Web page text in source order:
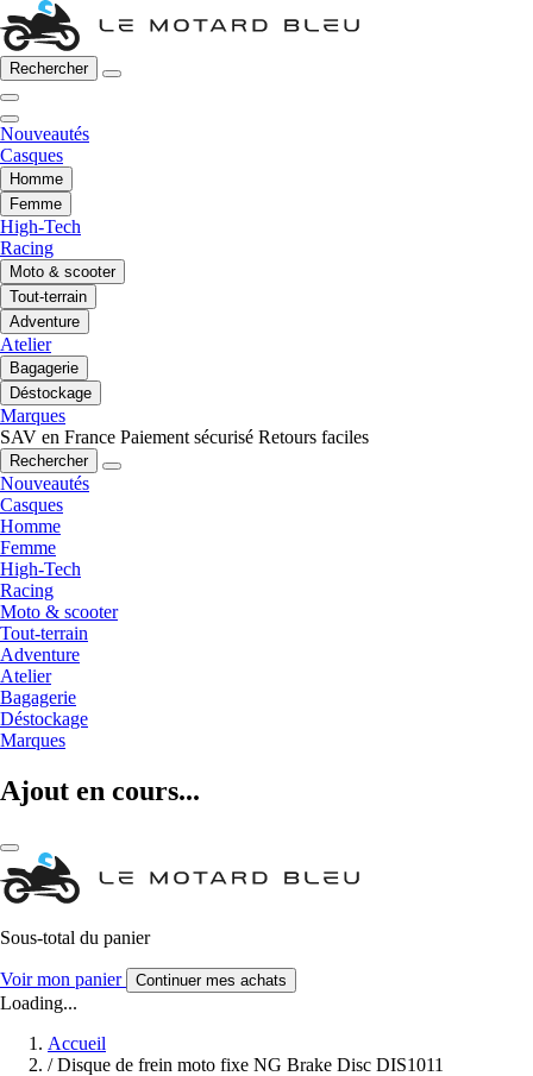
Rechercher
Nouveautés
Casques
Homme
Femme
High-Tech
Racing
Moto & scooter
Tout-terrain
Adventure
Atelier
Bagagerie
Déstockage
Marques
SAV en France Paiement sécurisé Retours faciles
Rechercher
Nouveautés
Casques
Homme
Femme
High-Tech
Racing
Moto & scooter
Tout-terrain
Adventure
Atelier
Bagagerie
Déstockage
Marques
Ajout en cours...
Sous-total du panier
Voir mon panier Continuer mes achats
Loading...
Accueil
/ Disque de frein moto fixe NG Brake Disc DIS1011